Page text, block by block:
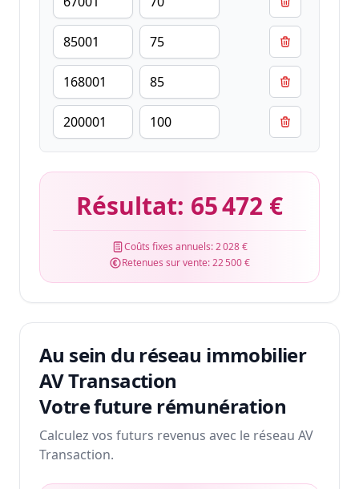
Résultat: 65 472 €
Coûts fixes annuels:2 028 €
Retenues sur vente:22 500 €
Au sein du réseau immobilier
AV Transaction
Votre future rémunération
Calculez vos futurs revenus avec le réseau AV
Transaction.